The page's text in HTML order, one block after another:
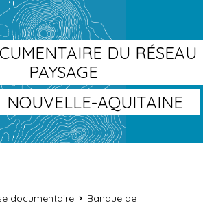
DU RÉSEAU
PAYSAGE
NOUVELLE-AQUITAINE
documentaire
Banque de